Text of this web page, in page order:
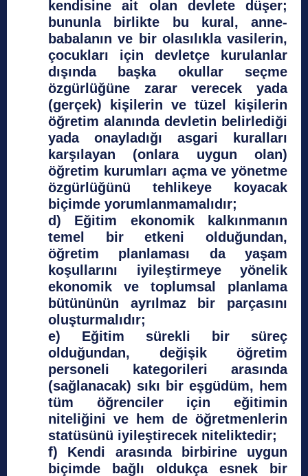
kendisine ait olan devlete düşer;
bununla birlikte bu kural, anne-
babalanın ve bir olasılıkla vasilerin,
çocukları için devletçe kurulanlar
dışında başka okullar seçme
özgürlüğüne zarar verecek yada
(gerçek) kişilerin ve tüzel kişilerin
öğretim alanında devletin belirlediği
yada onayladığı asgari kuralları
karşılayan (onlara uygun olan)
öğretim kurumları açma ve yönetme
özgürlüğünü tehlikeye koyacak
biçimde yorumlanmamalıdır;
d) Eğitim ekonomik kalkınmanın
temel bir etkeni olduğundan,
öğretim planlaması da yaşam
koşullarını iyileştirmeye yönelik
ekonomik ve toplumsal planlama
bütününün ayrılmaz bir parçasını
oluşturmalıdır;
e) Eğitim sürekli bir süreç
olduğundan, değişik öğretim
personeli kategorileri arasında
(sağlanacak) sıkı bir eşgüdüm, hem
tüm öğrenciler için eğitimin
niteliğini ve hem de öğretmenlerin
statüsünü iyileştirecek niteliktedir;
f) Kendi arasında birbirine uygun
biçimde bağlı oldukça esnek bir